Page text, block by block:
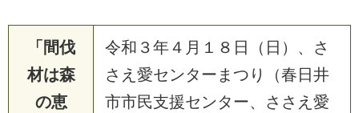
「間伐
材は森
の恵
令和 ３年４ 月 １ ８ 日 （ 日 ） 、 さ
さ え 愛センター ま つ り （春 日 井
市市民支援センター、 さ さ え 愛